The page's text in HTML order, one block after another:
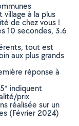
à la plus
de chez vous !
10 secondes, 3.6
tout est
aux plus grands
réponse à
indiquent
prix
réalisée sur un
(Février 2024)